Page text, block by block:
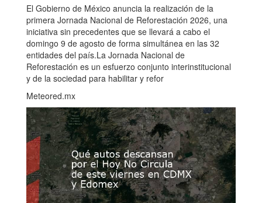
El Gobierno de México anuncia la realización de la
primera Jornada Nacional de Reforestación 2026, una
iniciativa sin precedentes que se llevará a cabo el
domingo 9 de agosto de forma simultánea en las 32
entidades del país.La Jornada Nacional de
Reforestación es un esfuerzo conjunto interinstitucional
y de la sociedad para habilitar y refor
Meteored.mx